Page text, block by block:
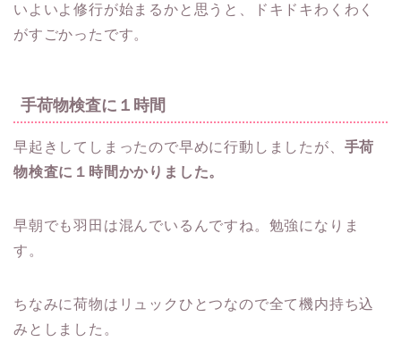
いよいよ修行が始まるかと思うと、ドキドキわくわく
がすごかったです。
手荷物検査に１時間
早起きしてしまったので早めに行動しましたが、 手荷
物検査に１時間かかりました。
早朝でも羽田は混んでいるんですね。勉強になりま
す。
ちなみに荷物はリュックひとつなので全て機内持ち込
みとしました。